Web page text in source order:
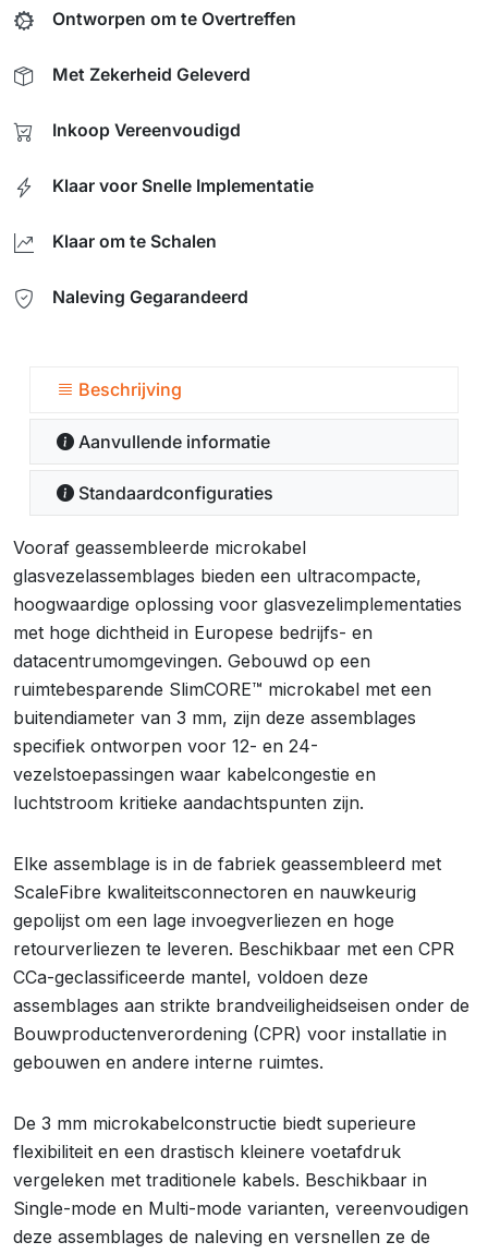
Ontworpen om te Overtreffen
Met Zekerheid Geleverd
Inkoop Vereenvoudigd
Klaar voor Snelle Implementatie
Klaar om te Schalen
Naleving Gegarandeerd
Beschrijving
Aanvullende informatie
Standaardconfiguraties
Vooraf geassembleerde microkabel
glasvezelassemblages bieden een ultracompacte,
hoogwaardige oplossing voor glasvezelimplementaties
met hoge dichtheid in Europese bedrijfs- en
datacentrumomgevingen. Gebouwd op een
ruimtebesparende SlimCORE™ microkabel met een
buitendiameter van 3 mm, zijn deze assemblages
specifiek ontworpen voor 12- en 24-
vezelstoepassingen waar kabelcongestie en
luchtstroom kritieke aandachtspunten zijn.
Elke assemblage is in de fabriek geassembleerd met
ScaleFibre kwaliteitsconnectoren en nauwkeurig
gepolijst om een lage invoegverliezen en hoge
retourverliezen te leveren. Beschikbaar met een CPR
CCa-geclassificeerde mantel, voldoen deze
assemblages aan strikte brandveiligheidseisen onder de
Bouwproductenverordening (CPR) voor installatie in
gebouwen en andere interne ruimtes.
De 3 mm microkabelconstructie biedt superieure
flexibiliteit en een drastisch kleinere voetafdruk
vergeleken met traditionele kabels. Beschikbaar in
Single-mode en Multi-mode varianten, vereenvoudigen
deze assemblages de naleving en versnellen ze de